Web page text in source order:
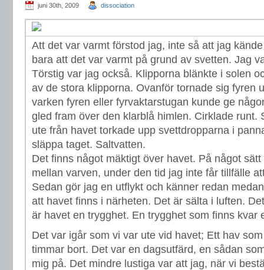
juni 30th, 2009 dissociation
Att det var varmt förstod jag, inte så att jag
bara att det var varmt på grund av svetten. Jag
Törstig var jag också. Klipporna blänkte i solen
av de stora klipporna. Ovanför tornade sig fyren
varken fyren eller fyrvaktarstugan kunde ge
gled fram över den klarblå himlen. Cirklade runt.
ute från havet torkade upp svettdropparna i
släppa taget. Saltvatten.
Det finns något mäktigt över havet. På något
mellan varven, under den tid jag inte får tillfälle
Sedan gör jag en utflykt och känner redan
att havet finns i närheten. Det är sälta i luften.
är havet en trygghet. En trygghet som finns kvar
Det var igår som vi var ute vid havet; Ett hav
timmar bort. Det var en dagsutfärd, en sådan
mig på. Det mindre lustiga var att jag, när vi